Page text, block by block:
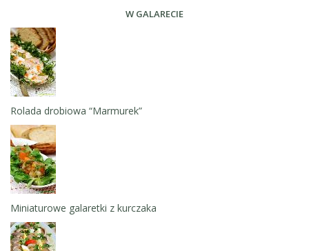
W GALARECIE
Rolada drobiowa “Marmurek”
Miniaturowe galaretki z kurczaka